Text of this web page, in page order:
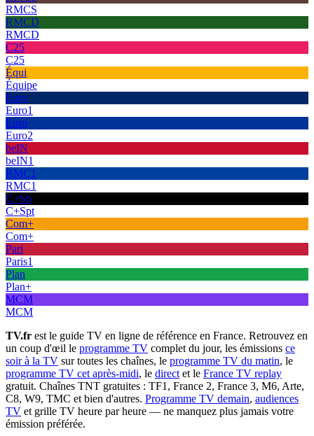
RMCS
RMCD
RMCD
C25
C25
Équi
Équipe
Euro
Euro1
Euro
Euro2
beIN
beIN1
RMC1
RMC1
C+Sp
C+Spt
Com+
Com+
Pari
Paris1
Plan
Plan+
MCM
MCM
TV.fr est le guide TV en ligne de référence en France. Retrouvez en
un coup d'œil le programme TV complet du jour, les émissions ce
soir à la TV sur toutes les chaînes, le programme TV du matin, le
programme TV cet après-midi, le direct et le France TV replay
gratuit. Chaînes TNT gratuites : TF1, France 2, France 3, M6, Arte,
C8, W9, TMC et bien d'autres. Programme TV demain, audiences
TV et grille TV heure par heure — ne manquez plus jamais votre
émission préférée.